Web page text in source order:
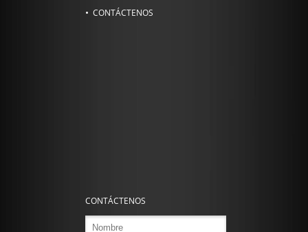
CONTÁCTENOS
CONTÁCTENOS